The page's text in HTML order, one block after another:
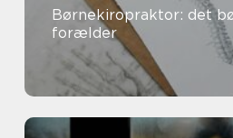
Børnekiropraktor: det
forælder